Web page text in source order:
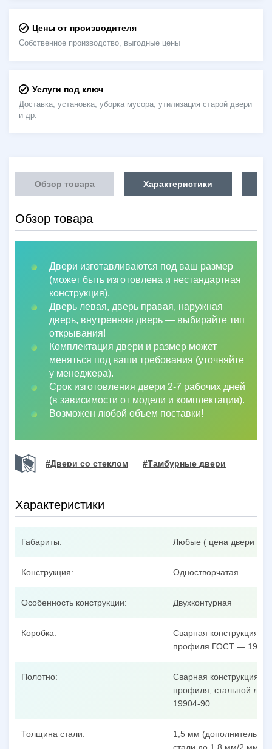
Цены от производителя
Собственное производство, выгодные цены
Услуги под ключ
Доставка, установка, уборка мусора, утилизация старой двери
и др.
Обзор товара Характеристики
Обзор товара
Двери изготавливаются под ваш размер
(может быть изготовлена и нестандартная
конструкция).
Дверь левая, дверь правая, наружная
дверь, внутренняя дверь — выбирайте тип
открывания!
Комплектация двери и размер может
меняться под ваши требования (уточняйте
у менеджера).
Срок изготовления двери 2-7 рабочих дней
(в зависимости от модели и комплектации).
Возможен любой объем поставки!
#Двери со стеклом #Тамбурные двери
Характеристики
Габариты: Любые ( цена двери
Конструкция: Одностворчатая
Особенность конструкции: Двухконтурная
Коробка:
Сварная конструкция из
профиля ГОСТ —
Полотно:
Сварная конструкция из
профиля, стальной
19904-90
Толщина стали:
1,5 мм